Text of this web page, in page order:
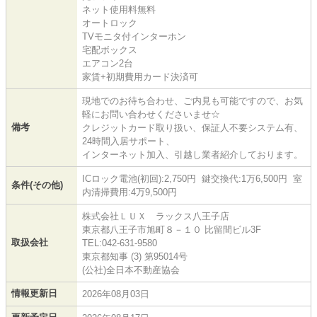
ネット使用料無料
オートロック
TVモニタ付インターホン
宅配ボックス
エアコン2台
家賃+初期費用カード決済可
備考
現地でのお待ち合わせ、ご内見も可能ですので、お気
軽にお問い合わせくださいませ☆
クレジットカード取り扱い、保証人不要システム有、
24時間入居サポート、
インターネット加入、引越し業者紹介しております。
条件(その他)
ICロック電池(初回):2,750円 鍵交換代:1万6,500円 室
内清掃費用:4万9,500円
取扱会社
株式会社ＬＵＸ ラックス八王子店
東京都八王子市旭町８－１０ 比留間ビル3F
TEL:042-631-9580
東京都知事 (3) 第95014号
(公社)全日本不動産協会
情報更新日 2026年08月03日